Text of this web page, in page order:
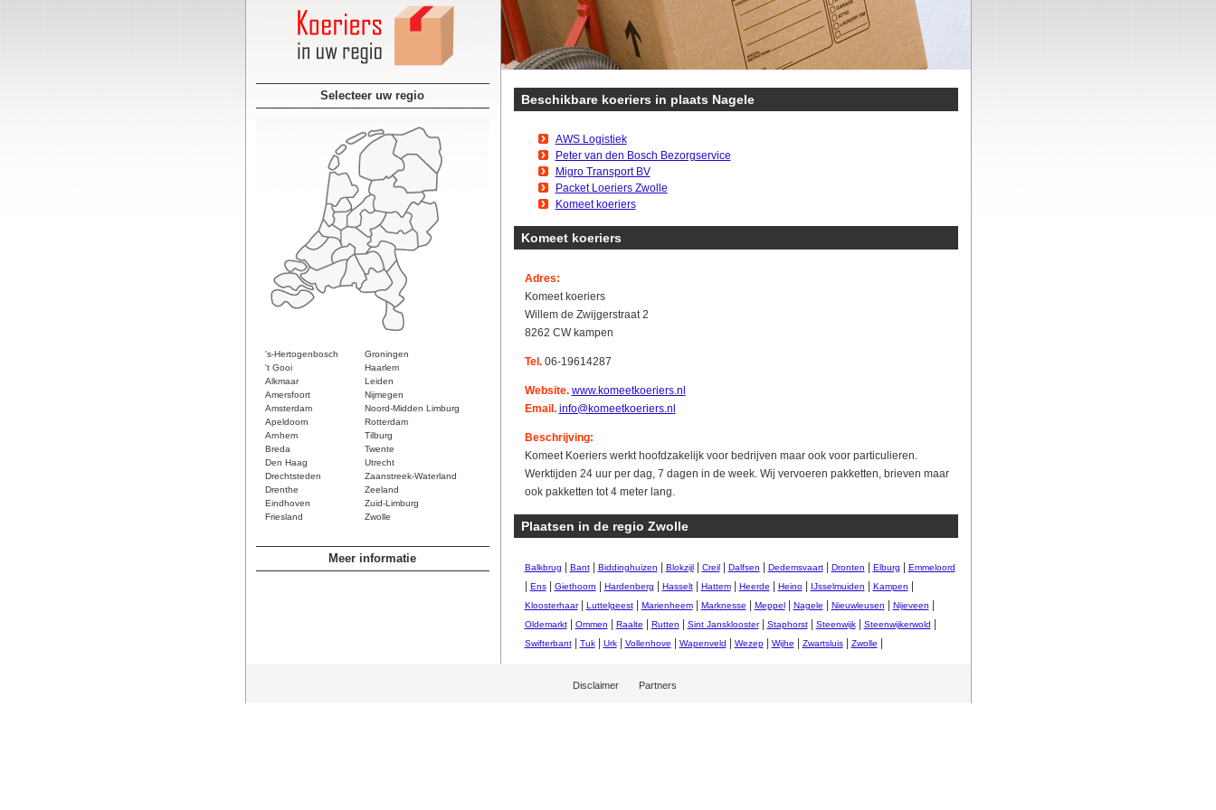
Selecteer uw regio
's-Hertogenbosch
Groningen
't Gooi
Haarlem
Alkmaar
Leiden
Amersfoort
Nijmegen
Amsterdam
Noord-Midden Limburg
Apeldoorn
Rotterdam
Arnhem
Tilburg
Breda
Twente
Den Haag
Utrecht
Drechtsteden
Zaanstreek-Waterland
Drenthe
Zeeland
Eindhoven
Zuid-Limburg
Friesland
Zwolle
Meer informatie
Beschikbare koeriers in plaats Nagele
AWS Logistiek
Peter van den Bosch Bezorgservice
Migro Transport BV
Packet Loeriers Zwolle
Komeet koeriers
Komeet koeriers
Adres:
Komeet koeriers
Willem de Zwijgerstraat 2
8262 CW kampen
Tel.06-19614287
Website. www.komeetkoeriers.nl
Email. info@komeetkoeriers.nl
Beschrijving:
Komeet Koeriers werkt hoofdzakelijk voor bedrijven maar ook voor particulieren.
Werktijden 24 uur per dag, 7 dagen in de week. Wij vervoeren pakketten, brieven maar
ook pakketten tot 4 meter lang.
Plaatsen in de regio Zwolle
Balkbrug Bant| Biddinghuizen Blokzijl| Creil| Dalfsen Dedemsvaart| Dronten Elburg Emmeloord
Ens| Giethoorn Hardenberg Hasselt| Hattem| Heerde Heino| IJsselmuiden Kampen
Kloosterhaar| Luttelgeest| Marienheem| Marknesse Meppel| Nagele Nieuwleusen Nijeveen
Oldemarkt| Ommen Raalte Rutten Sint Jansklooster| Staphorst| Steenwijk| Steenwijkerwold
Swifterbant| Tuk| Urk| Vollenhove Wapenveld Wezep| Wijhe Zwartsluis| Zwolle
Disclaimer Partners